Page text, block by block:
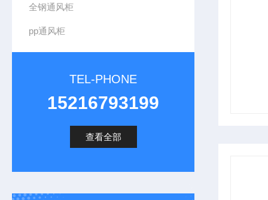
全钢通风柜
pp通风柜
TEL-PHONE
15216793199
查看全部